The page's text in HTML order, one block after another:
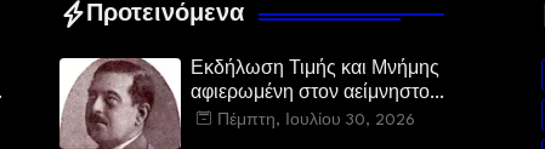
Προτεινόμενα
Εκδήλωση Τιμής και Μνήμης
αφιερωμένη στον αείμνηστο
Ευστάθιο Μαλαμίδα στο Νεοχώρι
Πέμπτη, Ιουλίου 30, 2026